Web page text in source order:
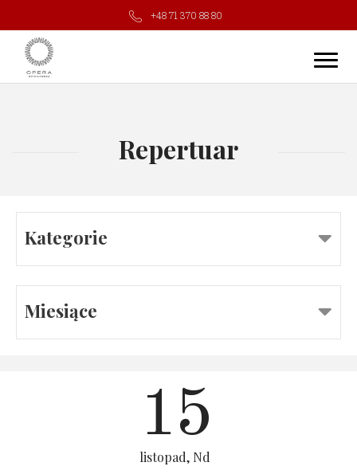
+48 71 370 88 80
Repertuar
Kategorie
Miesiące
15
listopad, Nd